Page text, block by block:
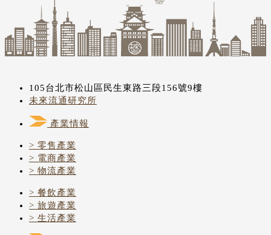
105台北市松山區民生東路三段156號9樓
未來流通研究所
產業情報
> 零售產業
> 電商產業
> 物流產業
> 餐飲產業
> 旅遊產業
> 生活產業